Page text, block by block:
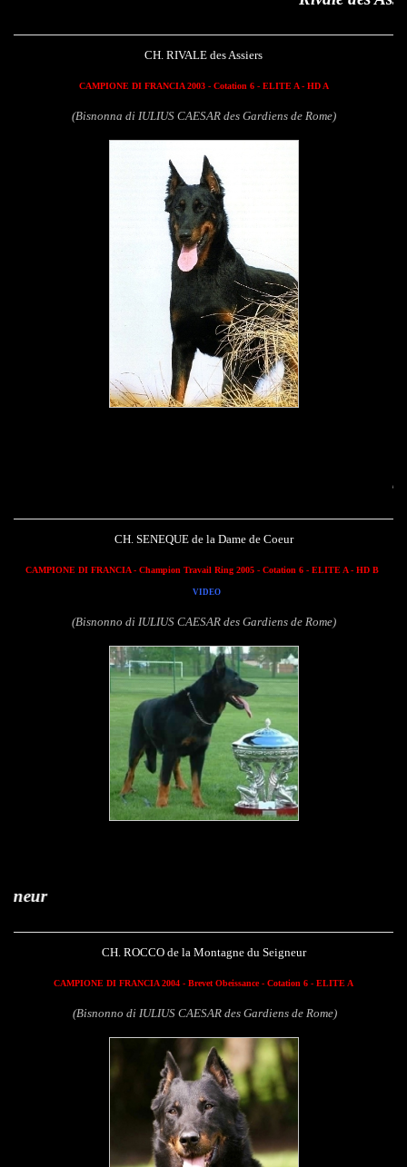
CH. RIVALE des Assiers
CAMPIONE DI FRANCIA 2003 - Cotation 6 - ELITE A - HD A
(Bisnonna di IULIUS CAESAR des Gardiens de Rome)
Seneque de la
CH. SENEQUE de la Dame de Coeur
CAMPIONE DI FRANCIA - Champion Travail Ring 2005 - Cotation 6 - ELITE A - HD B
VIDEO
(Bisnonno di IULIUS CAESAR des Gardiens de Rome)
CH. ROCCO de la Montagne du Seigneur
CAMPIONE DI FRANCIA 2004 - Brevet Obeissance - Cotation 6 - ELITE A
(Bisnonno di IULIUS CAESAR des Gardiens de Rome)